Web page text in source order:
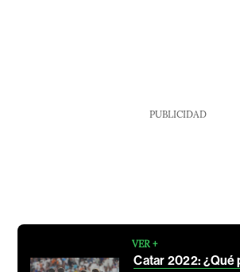
PUBLICIDAD
VER +
Catar 2022: